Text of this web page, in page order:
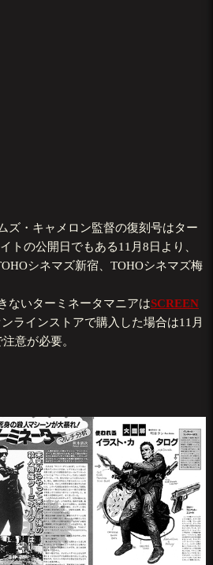
ズ・キャメロン監督の復刻号はター
トの公開日でもある11月8日より、
シネマズ新宿、TOHOシネマズ梅
ないターミネータマニアはSCREEN
ラインストアで購入した場合は11月
意が必要。